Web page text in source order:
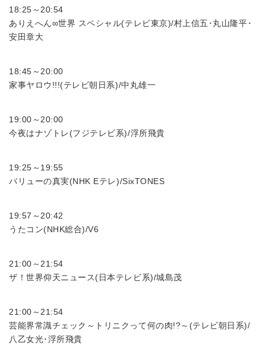
18:25～20:54
ありえへん∞世界 スペシャル(テレビ東京)/村上信五･丸山隆平･
安田章大
18:45～20:00
家事ヤロウ!!!(テレビ朝日系)/中丸雄一
19:00～20:00
今夜はナゾトレ(フジテレビ系)/浮所飛貴
19:25～19:55
バリューの真実(NHK Eテレ)/SixTONES
19:57～20:42
うたコン(NHK総合)/V6
21:00～21:54
ザ！世界仰天ニュース(日本テレビ系)/城島茂
21:00～21:54
芸能界常識チェック～トリニクって何の肉!?～(テレビ朝日系)/
八乙女光･浮所飛貴